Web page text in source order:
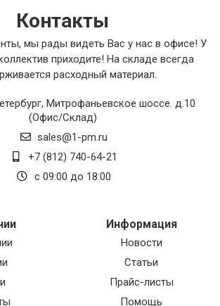
Контакты
мы рады видеть Вас у нас в офисе! У
приходите! На складе всегда
расходный материал.
, Митрофаньевское шоссе. д.10
(Офис/Склад)
sales@1-pm.ru
+7 (812) 740-64-21
с 09:00 до 18:00
Информация
Новости
Статьи
Прайс-листы
Помощь